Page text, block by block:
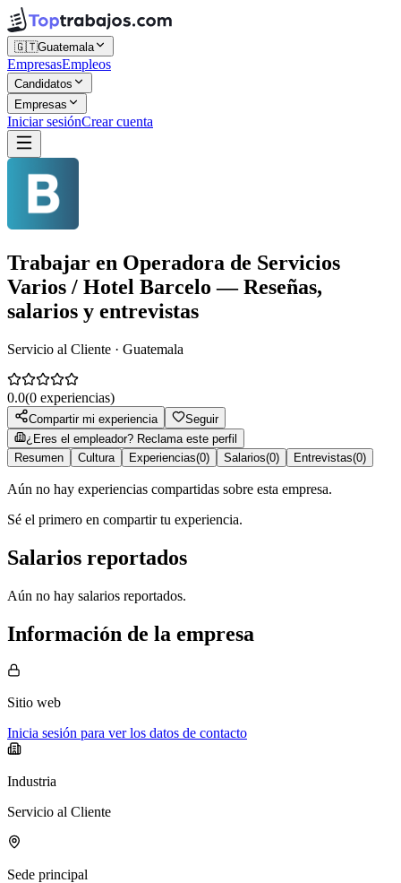
🇬🇹Guatemala
EmpresasEmpleos
Candidatos
Empresas
Iniciar sesiónCrear cuenta
Trabajar en Operadora de Servicios
Varios / Hotel Barcelo — Reseñas,
salarios y entrevistas
Servicio al Cliente · Guatemala
0.0(0 experiencias)
Compartir mi experiencia
Seguir
¿Eres el empleador? Reclama este perfil
Resumen
Cultura Experiencias(0) Salarios(0) Entrevistas(0)
Aún no hay experiencias compartidas sobre esta empresa.
Sé el primero en compartir tu experiencia.
Salarios reportados
Aún no hay salarios reportados.
Información de la empresa
Sitio web
Inicia sesión para ver los datos de contacto
Industria
Servicio al Cliente
Sede principal